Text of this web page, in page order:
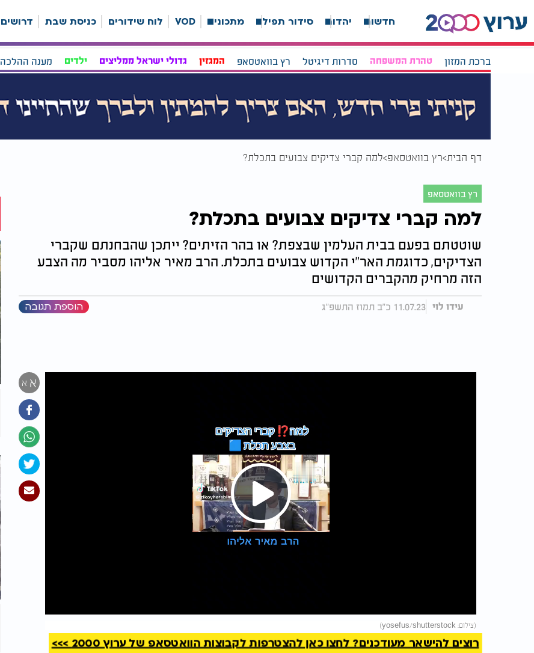
חדשות יהדות סידור תפילה מתכונים VOD לוח שידורים כניסת שבת דרושים
ברכת המזון טהרת המשפחה סדרות דיגיטל רץ בוואטסאפ המגזין גדולי ישראל ממליצים ילדים מענה ההלכה
דף הבית רץ בוואטסאפ למה קברי צדיקים צבועים בתכלת?
רץ בוואטסאפ
למה קברי צדיקים צבועים בתכלת?
שוטטתם בפעם בבית העלמין שבצפת? או בהר הזיתים? ייתכן שהבחנתם שקברי
הצדיקים, כדוגמת האר"י הקדוש צבועים בתכלת. הרב מאיר אליהו מסביר מה הצבע
הזה מרחיק מהקברים הקדושים
עידו לוי 11.07.23 כ"ב תמוז התשפ"ג הוספת תגובה
א א
Play
(צילום: yosefus/shutterstock)
רוצים להישאר מעודכנים? לחצו כאן להצטרפות לקבוצות הוואטסאפ של ערוץ 2000 >>>